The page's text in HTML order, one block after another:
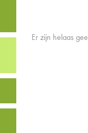
Er zijn helaas